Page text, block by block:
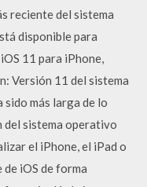
reciente del sistema
disponible para
11 para iPhone,
Versión 11 del sistema
sido más larga de lo
del sistema operativo
el iPhone, el iPad o
iOS de forma